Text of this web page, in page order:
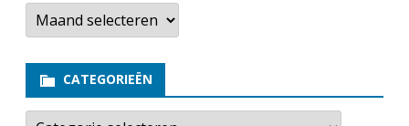
E
r
e
e
b
CATEGORIEËN
C